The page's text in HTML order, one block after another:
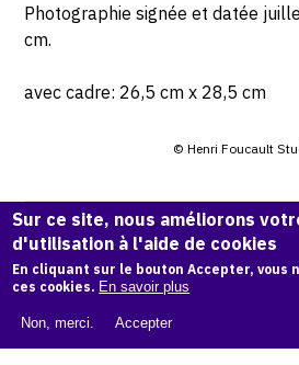
Photographie signée et datée
cm.
avec cadre: 26,5 cm x 28,5 cm
© Henri Foucault
CITER CETTE
Henri Foucault, Géométrie 3 -
Catalogue raisonné Henri Foucault
Sur ce site, nous améliorons
d'utilisation à l'aide de cookies
En cliquant sur le bouton Accepter, vous
ces cookies. En savoir plus
Non, merci. Accepter